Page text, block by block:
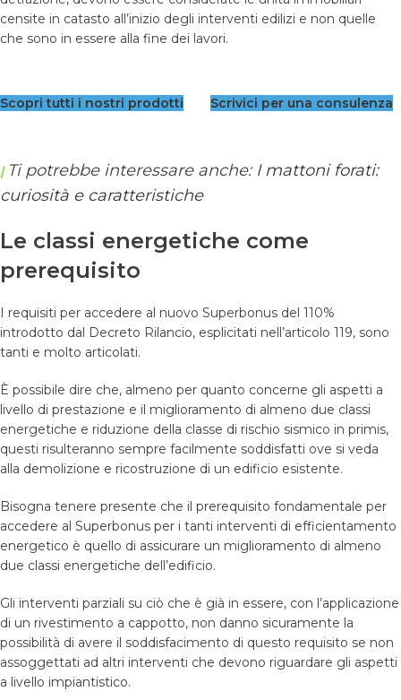
censite in catasto all’inizio degli interventi edilizi e non quelle
che sono in essere alla fine dei lavori.
Scopri tutti i nostri prodotti Scrivici per una consulenza
| Ti potrebbe interessare anche: I mattoni forati:
curiosità e caratteristiche
Le classi energetiche come
prerequisito
I requisiti per accedere al nuovo Superbonus del 110%
introdotto dal Decreto Rilancio, esplicitati nell’articolo 119, sono
tanti e molto articolati.
È possibile dire che, almeno per quanto concerne gli aspetti a
livello di prestazione e il miglioramento di almeno due classi
energetiche e riduzione della classe di rischio sismico in primis,
questi risulteranno sempre facilmente soddisfatti ove si veda
alla demolizione e ricostruzione di un edificio esistente.
Bisogna tenere presente che il prerequisito fondamentale per
accedere al Superbonus per i tanti interventi di efficientamento
energetico è quello di assicurare un miglioramento di almeno
due classi energetiche dell’edificio.
Gli interventi parziali su ciò che è già in essere, con l’applicazione
di un rivestimento a cappotto, non danno sicuramente la
possibilità di avere il soddisfacimento di questo requisito se non
assoggettati ad altri interventi che devono riguardare gli aspetti
a livello impiantistico.